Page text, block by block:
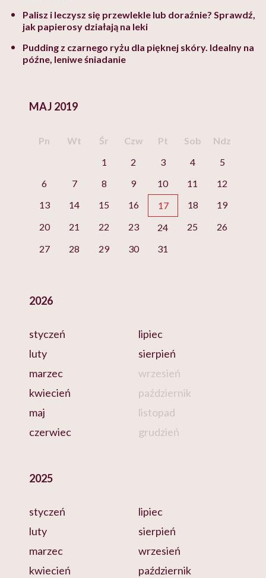
Palisz i leczysz się przewlekle lub doraźnie? Sprawdź,
jak papierosy działają na leki
Pudding z czarnego ryżu dla pięknej skóry. Idealny na
późne, leniwe śniadanie
MAJ 2019
Pn Wt Śr Czw Pt Sob
Ndz
1
2 3 4
5
6
7 8 9 10 11
12
13
14 15 16 17 18
19
20
21 22 23 24 25
26
27
28 29 30 31
2026
styczeń
luty
marzec
kwiecień
maj
czerwiec
lipiec
sierpień
wrzesień
październik
listopad
grudzień
2025
styczeń
luty
marzec
kwiecień
lipiec
sierpień
wrzesień
październik